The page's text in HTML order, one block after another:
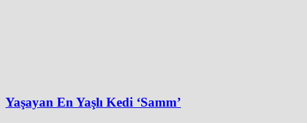
Yaşayan En Yaşlı Kedi ‘Samm’